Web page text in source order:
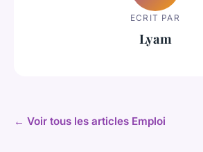
ECRIT PAR
Lyam
← Voir tous les articles Emploi